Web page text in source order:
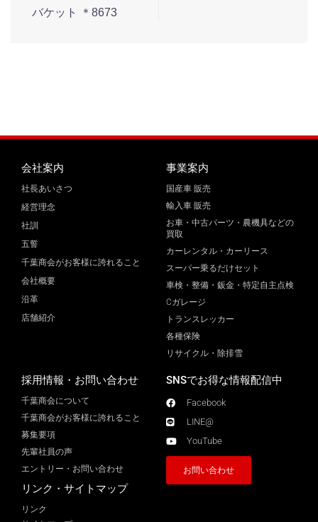
バケット ＊8673
会社案内
社長あいさつ
経営理念
社訓
五誓
千葉商会がお客様に誇れること
会社概要
沿革
店舗紹介
事業案内
国産車 販売
輸入車 販売
お車・中古パーツ・農機具などの
買取
カーレンタル・カーリース
スーパー乗るだけセット
車検・整備・鈑金・特定自主点検
Cガレージ
トランスレッカー
各種保険
リサイクル・除排雪
採用情報・お問い合わせ
千葉商会について
千葉商会がお客様に誇れること​
募集要項
先輩社員の声
エントリー・お問い合わせ
リンク・サイトマップ
リンク
SNSでお得な情報配信中
Facebook
LINE@
YouTube
お問い合わせ